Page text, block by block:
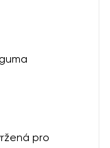
pro